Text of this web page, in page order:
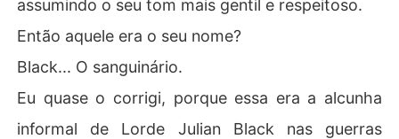
assumindo o seu tom mais gentil e respeitoso.
Então aquele era o seu nome?
Black... O sanguinário.
Eu quase o corrigi, porque essa era a alcunha
informal de Lorde Julian Black nas guerras